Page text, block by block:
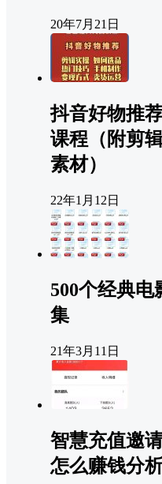
20年7月21日
抖音好物推
课程（附剪
素材）
22年1月12日
500个经典电
集
21年3月11日
智慧充值邀
怎么赚钱分